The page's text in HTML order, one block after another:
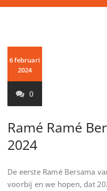
6 februari
2024
0
Ramé Ramé
2024
De eerste Ramé Bersama
voorbij en we hopen, dat